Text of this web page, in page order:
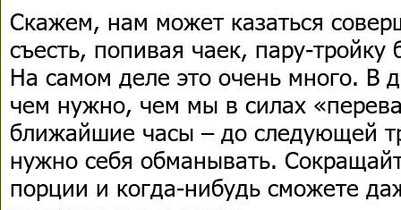
Скажем, нам может казаться
съесть, попивая чаек, пару-тройку
На самом деле это очень много. В
чем нужно, чем мы в силах
ближайшие часы – до следующей
нужно себя обманывать.
порции и когда-нибудь сможете